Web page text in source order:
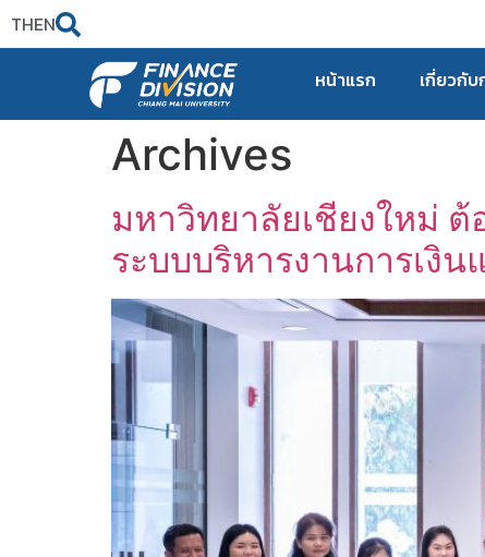
THEN
หน้าแรก เกี่ยวกั
Archives
มหาวิทยาลัยเชียงใหม่
ระบบบริหารงานการเงิน